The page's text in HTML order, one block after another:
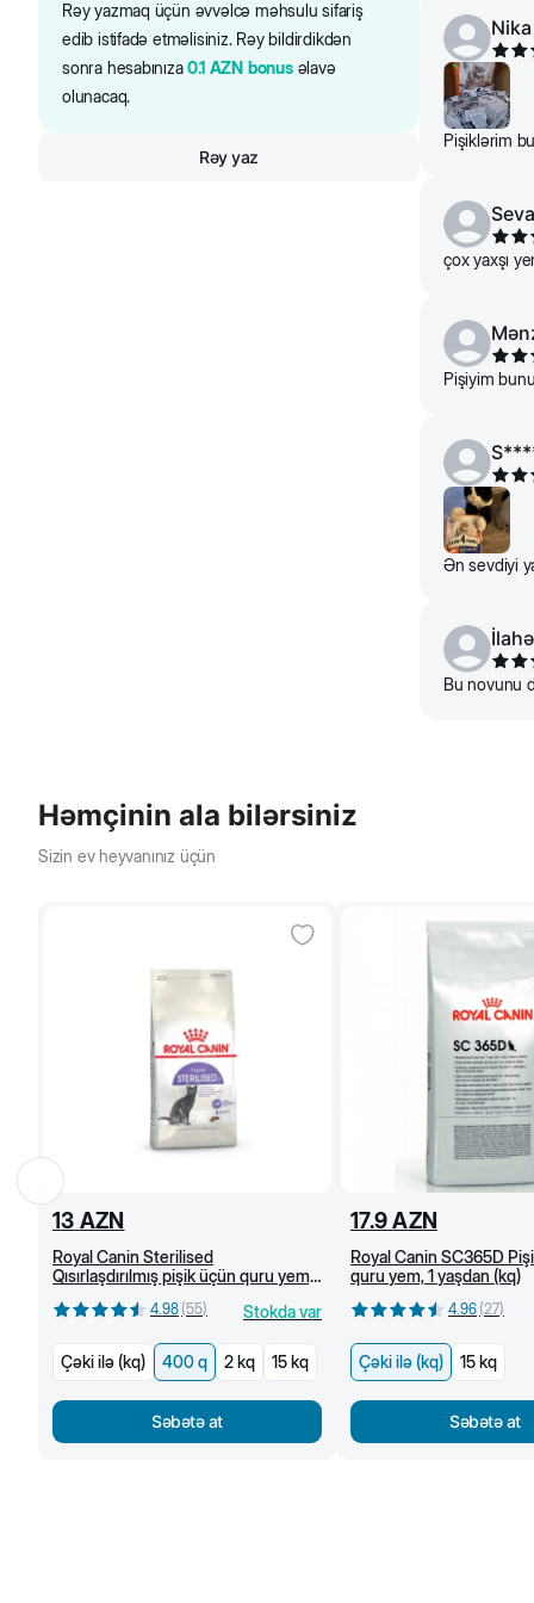
6
Rəy yazmaq üçün əvvəlcə məhsulu sifariş
edib istifadə etməlisiniz. Rəy bildirdikdən
sonra hesabınıza0.1 AZN bonusəlavə
olunacaq.
Rəy yaz
Nika
Pişiklərim
Seva
çox yaxşı
Pişiyim
Ən sevdiyi
İlahə
Bu novunu
Həmçinin ala bilərsiniz
Sizin ev heyvanınız üçün
13 AZN
Royal Canin Sterilised
Qısırlaşdırılmış pişik üçün quru yem,
4.98 (55) Stokda var
Çəki ilə (kq) 400 q 2 kq 15 kq
Səbətə at
17.9 AZN
Royal Canin SC365D
quru yem, 1 yaşdan (kq)
4.96 (27)
Çəki ilə (kq) 15 kq
Səbətə at